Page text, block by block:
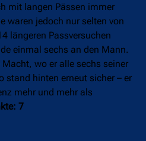
mit langen Pässen immer
waren jedoch nur selten von
längeren Passversuchen
einmal sechs an den Mann.
wo er alle sechs seiner
stand hinten erneut sicher – er
mehr und mehr als
7